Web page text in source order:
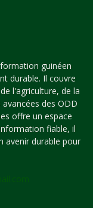
guinéen
durable. Il couvre
l'agriculture, de la
des ODD
offre un espace
fiable, il
avenir durable pour